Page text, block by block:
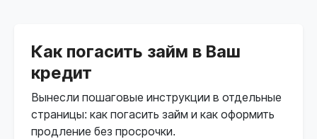
Как погасить займ в Ваш
кредит
Вынесли пошаговые инструкции в отдельные
страницы: как погасить займ и как оформить
продление без просрочки.